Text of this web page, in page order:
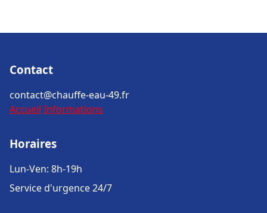
Contact
contact@chauffe-eau-49.fr
Accueil Informations
Horaires
Lun-Ven: 8h-19h
Service d'urgence 24/7